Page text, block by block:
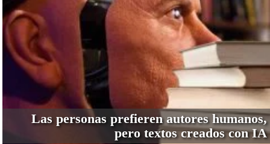
Las personas prefieren autores humanos,
pero textos creados con IA